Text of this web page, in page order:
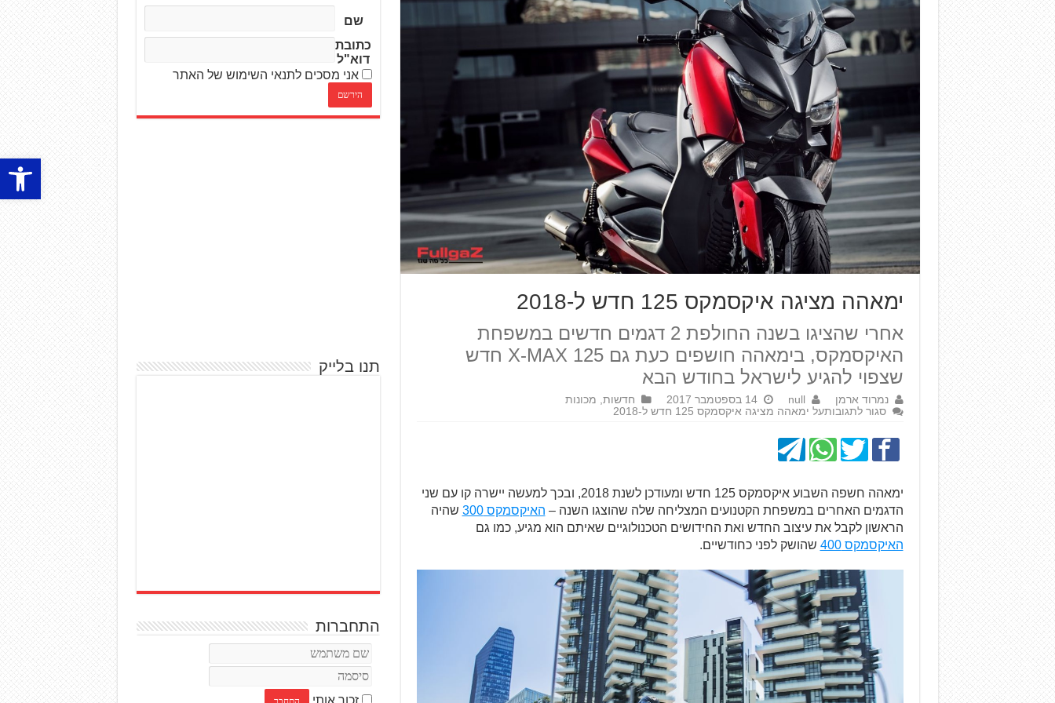
פתח
ימאהה מציגה איקסמקס 125 חדש ל-2018
אחרי שהציגו בשנה החולפת 2 דגמים חדשים במשפחת
האיקסמקס, בימאהה חושפים כעת גם X-MAX 125 חדש
שצפוי להגיע לישראל בחודש הבא
נמרוד ארמן null 14 בספטמבר 2017 חדשות, מכונות
סגור לתגובותעל ימאהה מציגה איקסמקס 125 חדש ל-2018
ימאהה חשפה השבוע איקסמקס 125 חדש ומעודכן לשנת 2018, ובכך למעשה יישרה קו עם שני
הדגמים האחרים במשפחת הקטנועים המצליחה שלה שהוצגו השנה – האיקסמקס 300
שהיה
הראשון לקבל את עיצוב החדש ואת החידושים הטכנולוגיים שאיתם הוא מגיע, כמו גם
האיקסמקס 400
שהושק לפני כחודשיים.
שם
כתובת
דוא"ל
אני מסכים לתנאי השימוש של האתר
תנו בלייק
התחברות
זכור אותי